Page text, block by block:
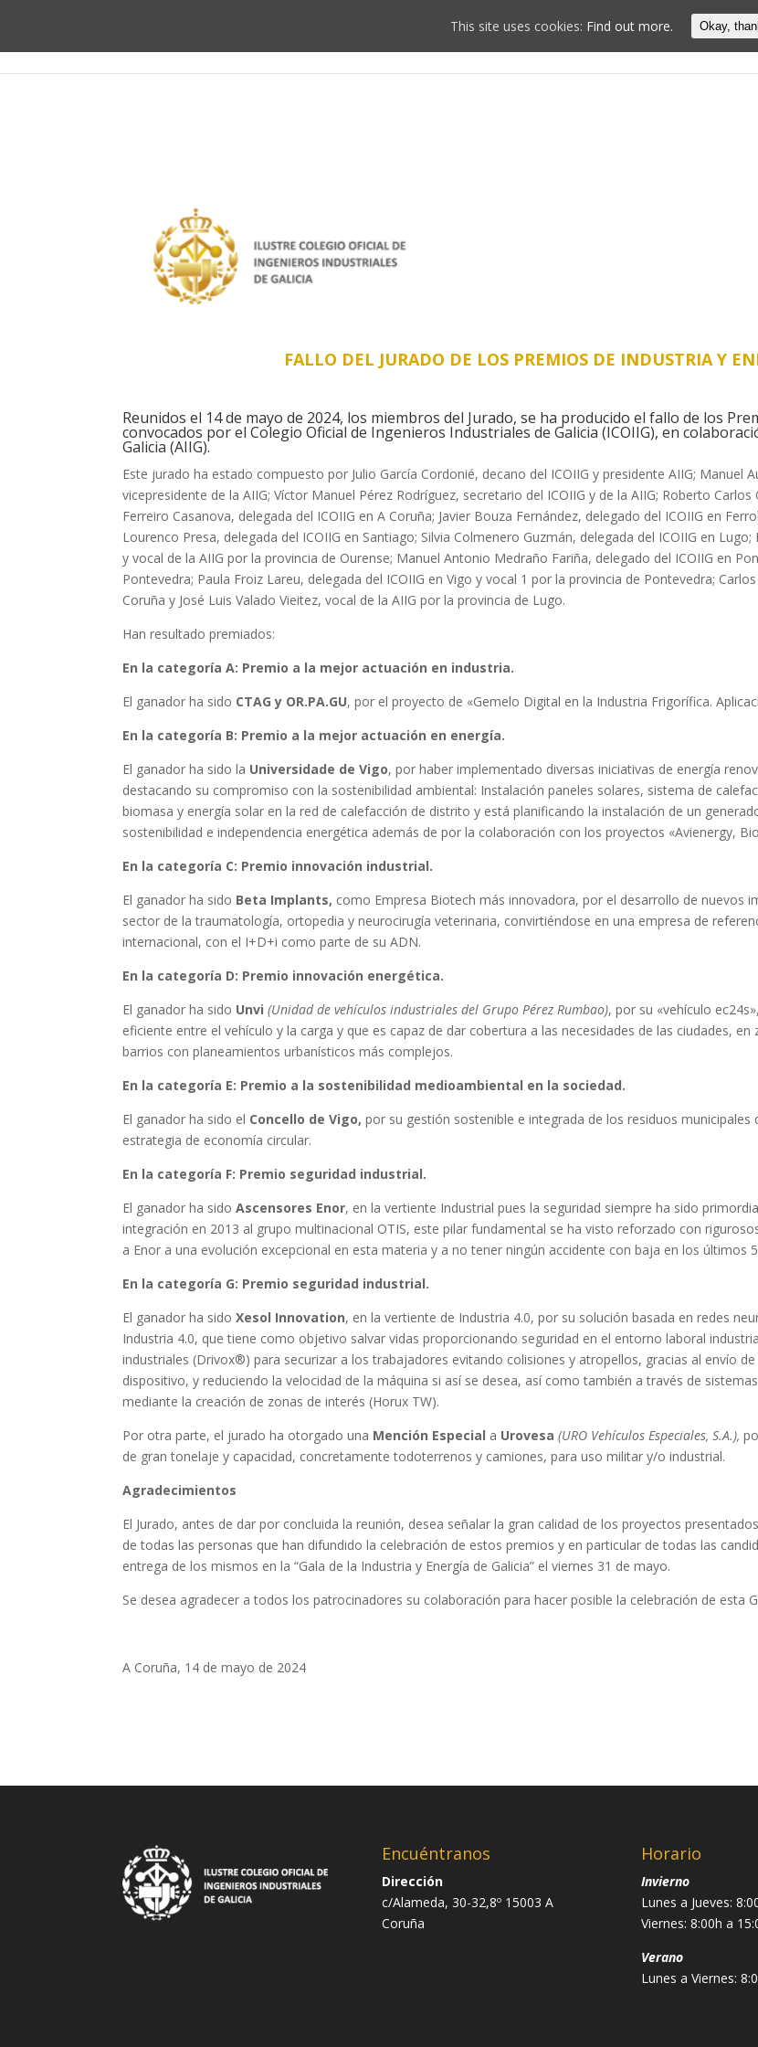
Gala de la Industria y Energía de Galicia 2026 Fallo 2026
FALLO DEL JURADO DE LOS PREMIOS DE INDUSTRIA Y
Reunidos el 14 de mayo de 2024, los miembros del Jurado, se ha producido el fallo de los
convocados por el Colegio Oficial de Ingenieros Industriales de Galicia (ICOIIG), en
Galicia (AIIG).
Este jurado ha estado compuesto por Julio García Cordonié, decano del ICOIIG y presidente AIIG; Manuel
vicepresidente de la AIIG; Víctor Manuel Pérez Rodríguez, secretario del ICOIIG y de la AIIG; Roberto
Ferreiro Casanova, delegada del ICOIIG en A Coruña; Javier Bouza Fernández, delegado del ICOIIG en
Lourenco Presa, delegada del ICOIIG en Santiago; Silvia Colmenero Guzmán, delegada del ICOIIG en
y vocal de la AIIG por la provincia de Ourense; Manuel Antonio Medraño Fariña, delegado del ICOIIG en
Pontevedra; Paula Froiz Lareu, delegada del ICOIIG en Vigo y vocal 1 por la provincia de Pontevedra;
Coruña y José Luis Valado Vieitez, vocal de la AIIG por la provincia de Lugo.
Han resultado premiados:
En la categoría A: Premio a la mejor actuación en industria.
El ganador ha sido CTAG y OR.PA.GU, por el proyecto de «Gemelo Digital en la Industria Frigorífica.
En la categoría B: Premio a la mejor actuación en energía.
El ganador ha sido la Universidade de Vigo, por haber implementado diversas iniciativas de energía
destacando su compromiso con la sostenibilidad ambiental: Instalación paneles solares, sistema de
biomasa y energía solar en la red de calefacción de distrito y está planificando la instalación de un
sostenibilidad e independencia energética además de por la colaboración con los proyectos «Avienergy,
En la categoría C: Premio innovación industrial.
El ganador ha sido Beta Implants, como Empresa Biotech más innovadora, por el desarrollo de nuevos
sector de la traumatología, ortopedia y neurocirugía veterinaria, convirtiéndose en una empresa de
internacional, con el I+D+i como parte de su ADN.
En la categoría D: Premio innovación energética.
El ganador ha sido Unvi(Unidad de vehículos industriales del Grupo Pérez Rumbao), por su «vehículo
eficiente entre el vehículo y la carga y que es capaz de dar cobertura a las necesidades de las ciudades,
barrios con planeamientos urbanísticos más complejos.
En la categoría E: Premio a la sostenibilidad medioambiental en la sociedad.
El ganador ha sido el Concello de Vigo,por su gestión sostenible e integrada de los residuos
estrategia de economía circular.
En la categoría F: Premio seguridad industrial.
El ganador ha sidoAscensores Enor, en la vertiente Industrial pues la seguridad siempre ha sido
integración en 2013 al grupo multinacional OTIS, este pilar fundamental se ha visto reforzado con
a Enor a una evolución excepcional en esta materia y a no tener ningún accidente con baja en los últimos
En la categoría G: Premio seguridad industrial.
El ganador ha sidoXesol Innovation, en la vertiente de Industria 4.0, por su solución basada en redes
Industria 4.0, que tiene como objetivo salvar vidas proporcionando seguridad en el entorno laboral
industriales (Drivox®) para securizar a los trabajadores evitando colisiones y atropellos, gracias al envío
dispositivo, y reduciendo la velocidad de la máquina si así se desea, así como también a través de
mediante la creación de zonas de interés (Horux TW).
Por otra parte, el jurado ha otorgado una Mención Especial a Urovesa(URO Vehículos Especiales, S.A.),
de gran tonelaje y capacidad, concretamente todoterrenos y camiones, para uso militar y/o industrial.
Agradecimientos
El Jurado, antes de dar por concluida la reunión, desea señalar la gran calidad de los proyectos
de todas las personas que han difundido la celebración de estos premios y en particular de todas las
entrega de los mismos en la “Gala de la Industria y Energía de Galicia” el viernes 31 de mayo.
Se desea agradecer a todos los patrocinadores su colaboración para hacer posible la celebración de esta
A Coruña, 14 de mayo de 2024
Encuéntranos
Dirección
c/Alameda, 30-32,8º 15003 A
Coruña
Horario
Invierno
Lunes a Jueves:
Viernes: 8:00h a
Verano
Lunes a Viernes:
This site uses cookies: Find out more. Okay,